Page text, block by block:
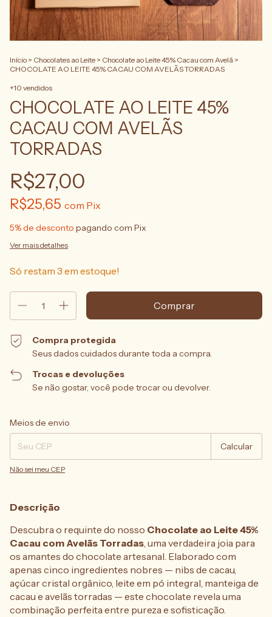
Início > Chocolates ao Leite > Chocolate ao Leite 45% Cacau com Avelã >
CHOCOLATE AO LEITE 45% CACAU COM AVELÃS TORRADAS
+10 vendidos
CHOCOLATE AO LEITE 45%
CACAU COM AVELÃS
TORRADAS
R$27,00
R$25,65 com Pix
5% de desconto pagando com Pix
Ver mais detalhes
Só restam 3 em estoque!
Compra protegida
Seus dados cuidados durante toda a compra.
Trocas e devoluções
Se não gostar, você pode trocar ou devolver.
Entregas para o CEP:
Meios de envio
Calcular
Não sei meu CEP
Descrição
Descubra o requinte do nosso Chocolate ao Leite 45%
Cacau com Avelãs Torradas, uma verdadeira joia para
os amantes do chocolate artesanal. Elaborado com
apenas cinco ingredientes nobres — nibs de cacau,
açúcar cristal orgânico, leite em pó integral, manteiga de
cacau e avelãs torradas — este chocolate revela uma
combinação perfeita entre pureza e sofisticação.